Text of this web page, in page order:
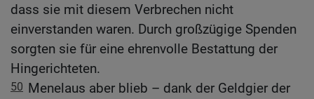
dass sie mit diesem Verbrechen nicht
einverstanden waren. Durch großzügige Spenden
sorgten sie für eine ehrenvolle Bestattung der
Hingerichteten.
50 Menelaus aber blieb – dank der Geldgier der